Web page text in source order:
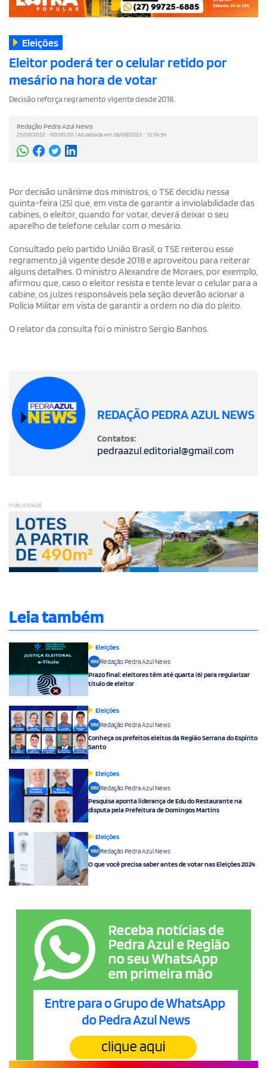
Eleições
Eleitor poderá ter o celular retido por
mesário na hora de votar
Decisão reforça regramento vigente desde 2018.
Redação Pedra Azul News
25/08/2022 - 00:00:00 | Atualizada em 26/08/2022 - 12:34:34
Por decisão unânime dos ministros, o TSE decidiu nessa
quinta-feira (25) que, em vista de garantir a inviolabilidade das
cabines, o eleitor, quando for votar, deverá deixar o seu
aparelho de telefone celular com o mesário.
Consultado pelo partido União Brasil, o TSE reiterou esse
regramento já vigente desde 2018 e aproveitou para reiterar
alguns detalhes. O ministro Alexandre de Moraes, por exemplo,
afirmou que, caso o eleitor resista e tente levar o celular para a
cabine, os juízes responsáveis pela seção deverão acionar a
Polícia Militar em vista de garantir a ordem no dia do pleito.
O relator da consulta foi o ministro Sergio Banhos.
REDAÇÃO PEDRA AZUL NEWS
Contatos:
pedraazul.editorial@gmail.com
PUBLICIDADE
Leia também
Eleições
Redação Pedra Azul News
Prazo final: eleitores têm até quarta (6) para regularizar
título de eleitor
Eleições
Redação Pedra Azul News
Conheça os prefeitos eleitos da Região Serrana do Espírito
Santo
Eleições
Redação Pedra Azul News
Pesquisa aponta liderança de Edu do Restaurante na
disputa pela Prefeitura de Domingos Martins
Eleições
Redação Pedra Azul News
O que você precisa saber antes de votar nas Eleições 2024